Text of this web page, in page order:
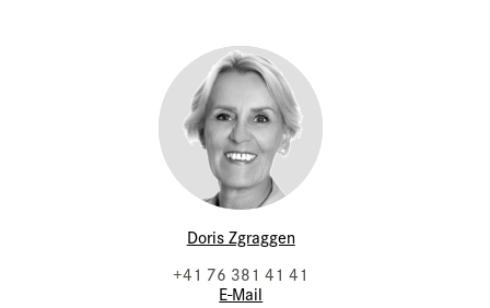
Doris Zgraggen
+41 76 381 41 41
E-Mail